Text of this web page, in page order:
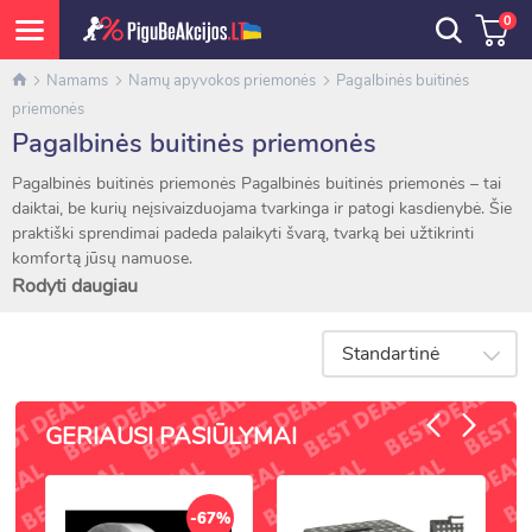
0
Namams Namų apyvokos priemonės
Pagalbinės buitinės
priemonės
Pagalbinės buitinės priemonės
Pagalbinės buitinės priemonės Pagalbinės buitinės priemonės – tai
daiktai, be kurių neįsivaizduojama tvarkinga ir patogi kasdienybė. Šie
praktiški sprendimai padeda palaikyti švarą, tvarką bei užtikrinti
komfortą jūsų namuose.
Mūsų asortimente rasite:
Kopėčias ir laiptelius – pasiekite aukščiau saugiai ir patogiai;
Durų ir langų sandarinimo juostas – apsauga nuo skersvėjų ir
Baldų kampų apsaugas ir ribotuvus – saugumui namuose;
Durų sustojimo fiksatorius ir kilimėlius – patogumui ir
apsaugai;
Smulkias buitinės priežiūros priemones – kabliukus, gumines
pirštines, apsauginius lipdukus, slydimo ribotuvus.
Rodyti daugiau
Standartinė
GERIAUSI PASIŪLYMAI
-67%